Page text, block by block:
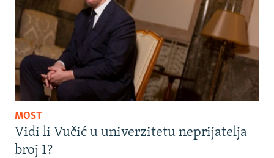
MOST
Vidi li Vučić u univerzitetu neprijatelja
broj 1?